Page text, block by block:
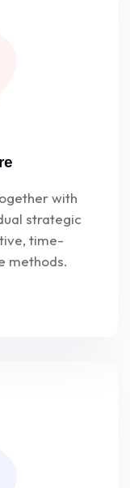
with
strategic
time-
methods.